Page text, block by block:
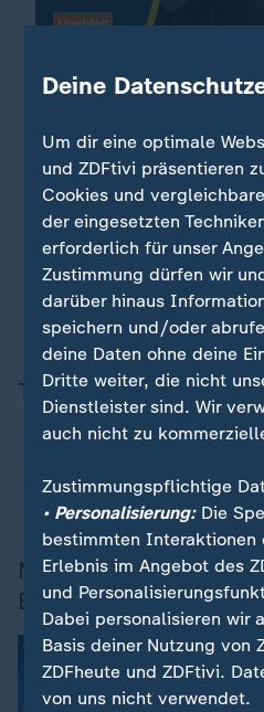
So ist das TV-Duell
Das TV-Duell ist vorbei.
Debatte die Nase vorn -
Merz? Und was ist noch
Liveblog.
von M. Krauß, T. Schneider, K.
Liveblog
Themen
Friedrich Merz
Mehr zum TV-Duell
Bundestagswahl
News und
Deine
Um dir eine optimale
und ZDFtivi präsentieren
Cookies und
der eingesetzten
erforderlich für unser
Zustimmung dürfen wir
darüber hinaus
speichern und/oder
deine Daten ohne deine
Dritte weiter, die nicht
Dienstleister sind. Wir
auch nicht zu
Zustimmungspflichtige
• Personalisierung:Die
bestimmten Interaktionen
Erlebnis im Angebot des
und
Dabei personalisieren wir
Basis deiner Nutzung von
ZDFheute und ZDFtivi.
von uns nicht verwendet.